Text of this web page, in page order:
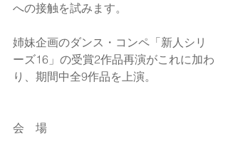
への接触を試みます。
姉妹企画のダンス・コンペ「新人シリ
ーズ16」の受賞2作品再演がこれに加わ
り、期間中全9作品を上演。
会　場